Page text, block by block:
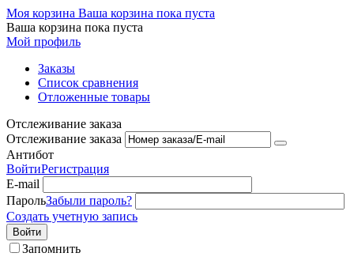
Моя корзина Ваша корзина пока пуста
Ваша корзина пока пуста
Мой профиль
Заказы
Список сравнения
Отложенные товары
Отслеживание заказа
Отслеживание заказа
Антибот
ВойтиРегистрация
E-mail
ПарольЗабыли пароль?
Создать учетную запись
Войти
Запомнить